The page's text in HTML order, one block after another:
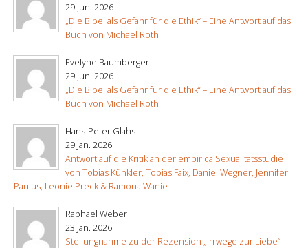
29 Juni 2026
„Die Bibel als Gefahr für die Ethik“ – Eine Antwort auf das
Buch von Michael Roth
Evelyne Baumberger
29 Juni 2026
„Die Bibel als Gefahr für die Ethik“ – Eine Antwort auf das
Buch von Michael Roth
Hans-Peter Glahs
29 Jan. 2026
Antwort auf die Kritik an der empirica Sexualitätsstudie
von Tobias Künkler, Tobias Faix, Daniel Wegner, Jennifer
Paulus, Leonie Preck & Ramona Wanie
Raphael Weber
23 Jan. 2026
Stellungnahme zu der Rezension „Irrwege zur Liebe“